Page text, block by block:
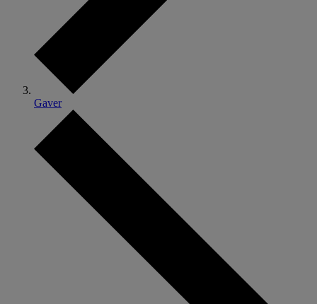
Gaver